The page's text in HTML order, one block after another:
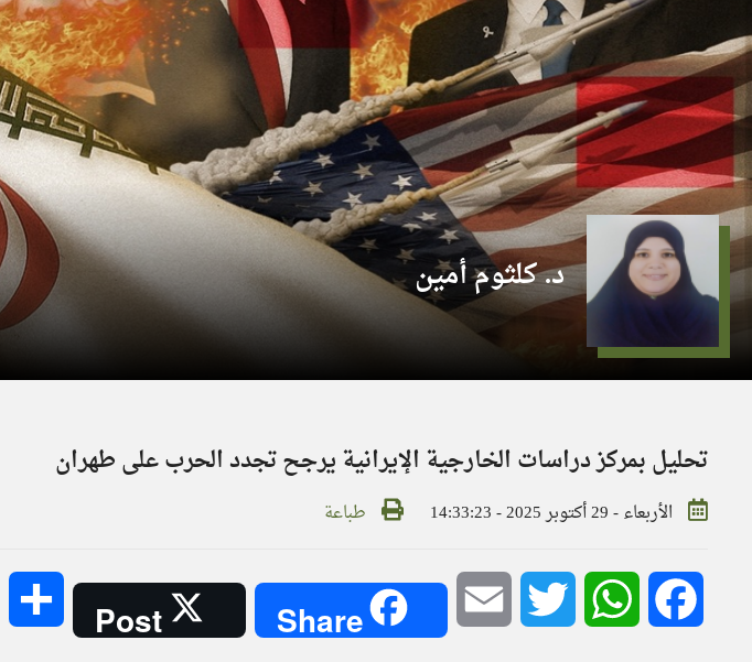
د. كلثوم أمين
تحليل بمركز دراسات الخارجية الإيرانية يرجح تجدد الحرب على طهران
الأربعاء - 29 أكتوبر 2025 - 14:33:23 طباعة
Facebook
WhatsApp
Twitter
Email
Share
Post